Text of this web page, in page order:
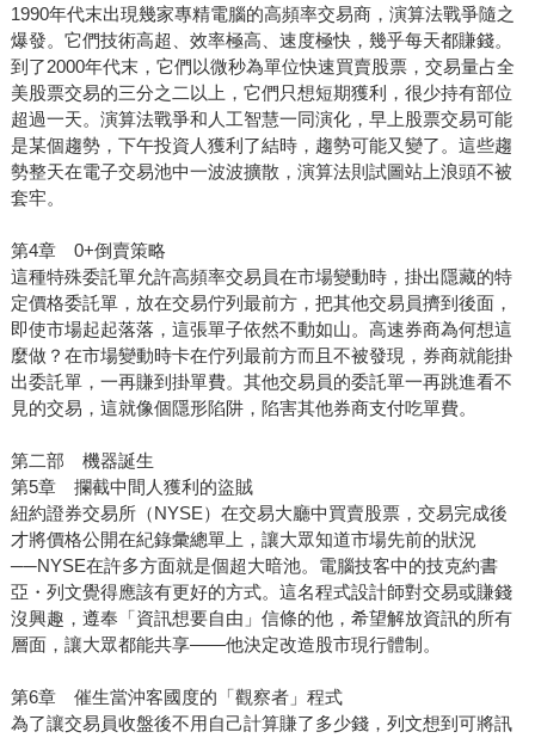
1990年代末出現幾家專精電腦的高頻率交易商，演算法戰爭隨之
爆發。它們技術高超、效率極高、速度極快，幾乎每天都賺錢。
到了2000年代末，它們以微秒為單位快速買賣股票，交易量占全
美股票交易的三分之二以上，它們只想短期獲利，很少持有部位
超過一天。演算法戰爭和人工智慧一同演化，早上股票交易可能
是某個趨勢，下午投資人獲利了結時，趨勢可能又變了。這些趨
勢整天在電子交易池中一波波擴散，演算法則試圖站上浪頭不被
套牢。
第4章 0+倒賣策略
這種特殊委託單允許高頻率交易員在市場變動時，掛出隱藏的特
定價格委託單，放在交易佇列最前方，把其他交易員擠到後面，
即使市場起起落落，這張單子依然不動如山。高速券商為何想這
麼做？在市場變動時卡在佇列最前方而且不被發現，券商就能掛
出委託單，一再賺到掛單費。其他交易員的委託單一再跳進看不
見的交易，這就像個隱形陷阱，陷害其他券商支付吃單費。
第二部 機器誕生
第5章 攔截中間人獲利的盜賊
紐約證券交易所（NYSE）在交易大廳中買賣股票，交易完成後
才將價格公開在紀錄彙總單上，讓大眾知道市場先前的狀況
──NYSE在許多方面就是個超大暗池。電腦技客中的技克約書
亞・列文覺得應該有更好的方式。這名程式設計師對交易或賺錢
沒興趣，遵奉「資訊想要自由」信條的他，希望解放資訊的所有
層面，讓大眾都能共享——他決定改造股市現行體制。
第6章 催生當沖客國度的「觀察者」程式
為了讓交易員收盤後不用自己計算賺了多少錢，列文想到可將訊